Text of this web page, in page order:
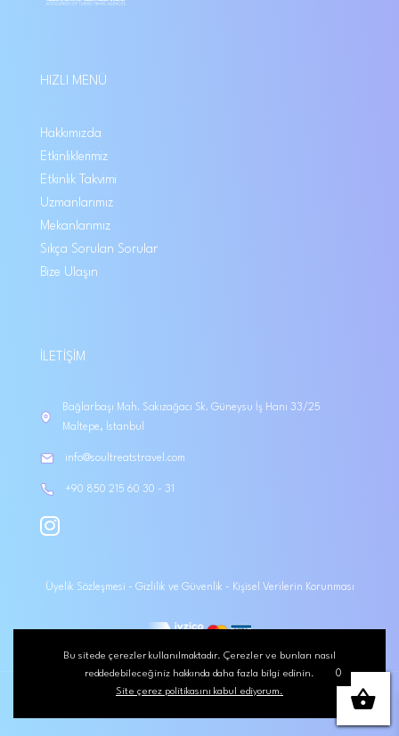
HIZLI MENÜ
Hakkımızda
Etkinliklerimiz
Etkinlik Takvimi
Uzmanlarımız
Mekanlarımız
Sıkça Sorulan Sorular
Bize Ulaşın
İLETIŞIM
Bağlarbaşı Mah. Sakızağacı Sk. Güneysu İş Hanı 33/25
Maltepe, İstanbul
info@soultreatstravel.com
+90 850 215 60 30 - 31
Üyelik Sözleşmesi - Gizlilik ve Güvenlik - Kişisel Verilerin Korunması
Bu sitede çerezler kullanılmaktadır. Çerezler ve bunları nasıl
reddedebileceğiniz hakkında daha fazla bilgi edinin.
Site çerez politikasını kabul ediyorum.
0